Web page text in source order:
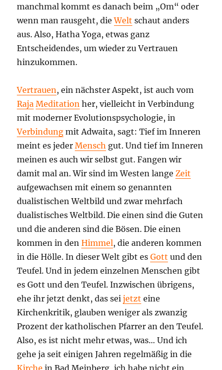
manchmal kommt es danach beim „Om“ oder
wenn man rausgeht, dieWelt schaut anders
aus. Also, Hatha Yoga, etwas ganz
Entscheidendes, um wieder zu Vertrauen
hinzukommen.
Vertrauen , ein nächster Aspekt, ist auch vom
Raja Meditation her, vielleicht in Verbindung
mit moderner Evolutionspsychologie, in
Verbindung mit Adwaita, sagt: Tief im Inneren
meint es jederMensch gut. Und tief im Inneren
meinen es auch wir selbst gut. Fangen wir
damit mal an. Wir sind im Westen lange Zeit
aufgewachsen mit einem so genannten
dualistischen Weltbild und zwar mehrfach
dualistisches Weltbild. Die einen sind die Guten
und die anderen sind die Bösen. Die einen
kommen in denHimmel, die anderen kommen
in die Hölle. In dieser Welt gibt esGott und den
Teufel. Und in jedem einzelnen Menschen gibt
es Gott und den Teufel. Inzwischen übrigens,
ehe ihr jetzt denkt, das seijetzt eine
Kirchenkritik, glauben weniger als zwanzig
Prozent der katholischen Pfarrer an den Teufel.
Also, es ist nicht mehr etwas, was… Und ich
gehe ja seit einigen Jahren regelmäßig in die
Kirche in Bad Meinberg, ich habe nicht ein